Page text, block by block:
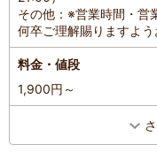
その他：※営業時間・営
何卒ご理解賜りますよう
料金・値段
1,900円～